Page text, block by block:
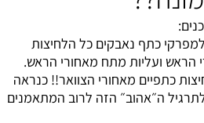
למפרקי כתף נאבקים כל הלחיצות
הראש ועליות מתח מאחורי הראש.
כתפיים מאחורי הצוואר!! כנראה
ה״אהוב״ הזה לרוב המתאמנים